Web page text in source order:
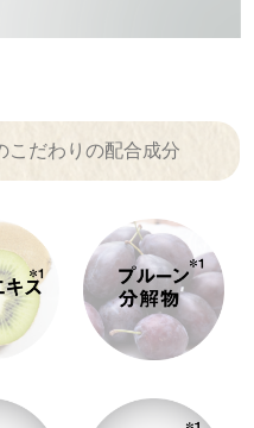
こだわりの配合成分